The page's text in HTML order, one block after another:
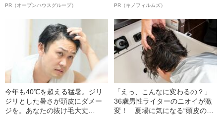
納品3年待ち」のヒット商品を生
明かす、“逆転の戦術”
PR（オープンハウスグループ）
ルインタビュー“観客を魅了した
語る”《日本興収70億円突破》
PR（キノフィルムズ）
今年も40℃を超える猛暑。ジリ
ジリとした暑さが頭皮にダメー
ジを。あなたの抜け毛大丈
「えっ、こんなに変わるの？」
36歳男性ライターのニオイが激
変！ 夏場に気になる“頭皮のニ